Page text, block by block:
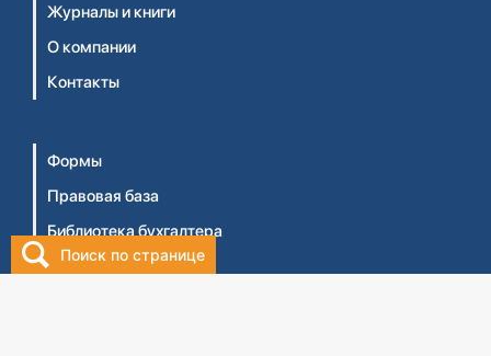
Поиск по странице
Журналы и книги
О компании
Контакты
Формы
Правовая база
Библиотека бухгалтера
Видеосеминары